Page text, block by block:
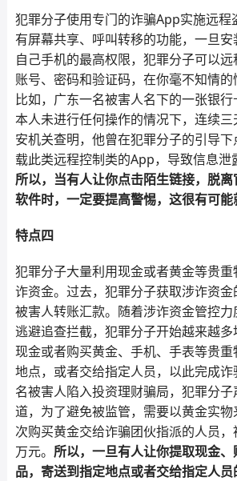
犯罪分子使用专门的诈骗App实施远
有屏幕共享、呼叫转移的功能，一旦
自己手机的最高权限，犯罪分子可以
账号、密码和验证码，在你毫不知情的
比如，广东一名被害人名下的一张银行
本人未进行任何操作的情况下，连续
安机关查明，他曾在犯罪分子的引导
载此类远程控制类的App，导致信息泄
所以，当有人让你点击陌生链接，脱
软件时，一定要提高警惕，这很有可能
特点四
犯罪分子大量利用现金或者黄金等贵
诈资金。过去，犯罪分子获取涉诈资
被害人转账汇款。随着涉诈资金管控
逃避追查拦截，犯罪分子开始越来越
现金或者购买黄金、手机、手表等贵
地点，或者交给指定人员，以此完成
名被害人陷入投资理财骗局，犯罪分
道，为了避免被监管，需要以黄金实
次购买黄金交给诈骗团伙指派的人员
万元。 所以，一旦有人让你提取现金
品，寄送到指定地点或者交给指定人